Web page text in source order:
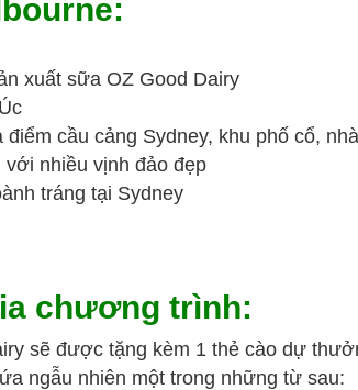
xuất sữa OZ Good Dairy
cầu cảng Sydney, khu phố cổ,
nhiều vịnh đảo đẹp
tráng tại Sydney
chương trình:
sẽ được tặng kèm 1 thẻ cào dự
ngẫu nhiên một trong những từ sau: